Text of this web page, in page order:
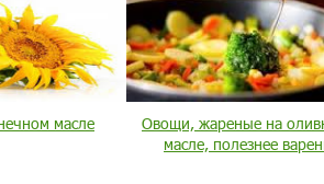
масле
Овощи, жареные на
масле, полезнее